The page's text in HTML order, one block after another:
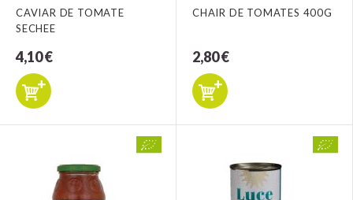
CAVIAR DE TOMATE
SECHEE
4,10 €
CHAIR DE TOMATES 400G
2,80 €